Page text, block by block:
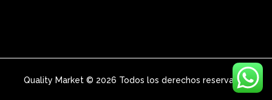
Quality Market © 2026 Todos los derechos reservados